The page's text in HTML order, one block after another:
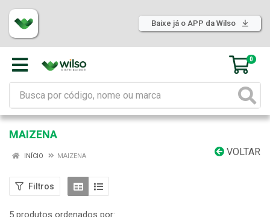
Baixe já o APP da Wilso
0
MAIZENA
VOLTAR
INÍCIO MAIZENA
Filtros
5 produtos ordenados por: